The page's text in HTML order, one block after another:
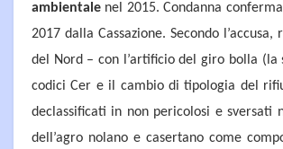
ambientale nel 2015. Condanna
2017 dalla Cassazione. Secondo
del Nord – con l’artificio del giro bolla (la
codici Cer e il cambio di tipologia del
declassificati in non pericolosi e sversati
dell’agro nolano e casertano come